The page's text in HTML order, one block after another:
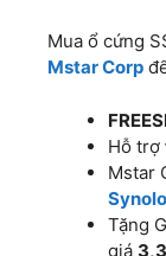
Mua ổ cứng
Mstar Corp
Hỗ trợ
Mstar
Tặng
giá